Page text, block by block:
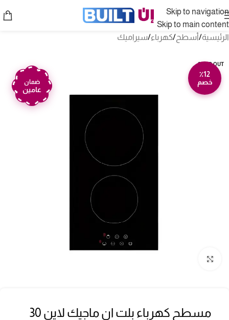
Skip to navigation
Skip to main content
الرئيسية/أسطح/كهرباء/سيراميك
SOLD OUT
٪12
خصم
ضمان
عامين
مسطح كهرباء بلت ان ماجيك لاين 30